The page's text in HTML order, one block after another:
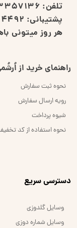
تلفن: 021
پشتیبانی: 0993
هر روز میتونی
راهنمای خرید از
نحوه ثبت سفارش
رویه ارسال سفارش
شیوه پرداخت
نحوه استفاده از کد
​دسترسی سریع
وسایل گلدوزی
وسایل شماره دوزی